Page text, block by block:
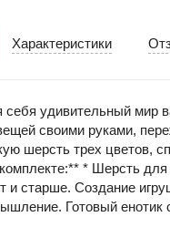
Характеристики
себя удивительный мир
своими руками,
шерсть трех цветов,
* Шерсть
и старше. Создание
Готовый